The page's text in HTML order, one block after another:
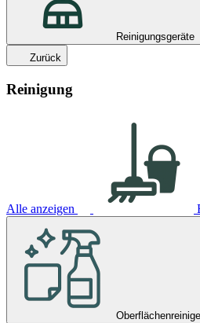
Reinigungsgeräte
Zurück
Reinigung
Alle anzeigen